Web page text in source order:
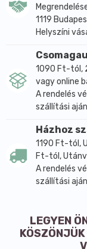
1119
Helyszíni
1090 Ft-tól,
vagy online
A rendelés
szállítási
Házhoz
1190 Ft-tól,
Ft-tól,
A rendelés
szállítási
LEGYEN